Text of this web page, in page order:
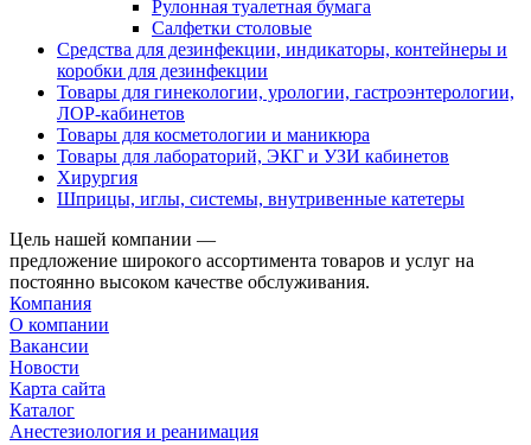
Рулонная туалетная бумага
Салфетки столовые
Средства для дезинфекции, индикаторы, контейнеры и
коробки для дезинфекции
Товары для гинекологии, урологии, гастроэнтерологии,
ЛОР-кабинетов
Товары для косметологии и маникюра
Товары для лабораторий, ЭКГ и УЗИ кабинетов
Хирургия
Шприцы, иглы, системы, внутривенные катетеры
Цель нашей компании —
предложение широкого ассортимента товаров и услуг на
постоянно высоком качестве обслуживания.
Компания
О компании
Вакансии
Новости
Карта сайта
Каталог
Анестезиология и реанимация